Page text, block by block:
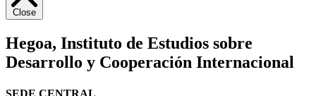
Close
Hegoa, Instituto de Estudios sobre
Desarrollo y Cooperación Internacional
SEDE CENTRAL